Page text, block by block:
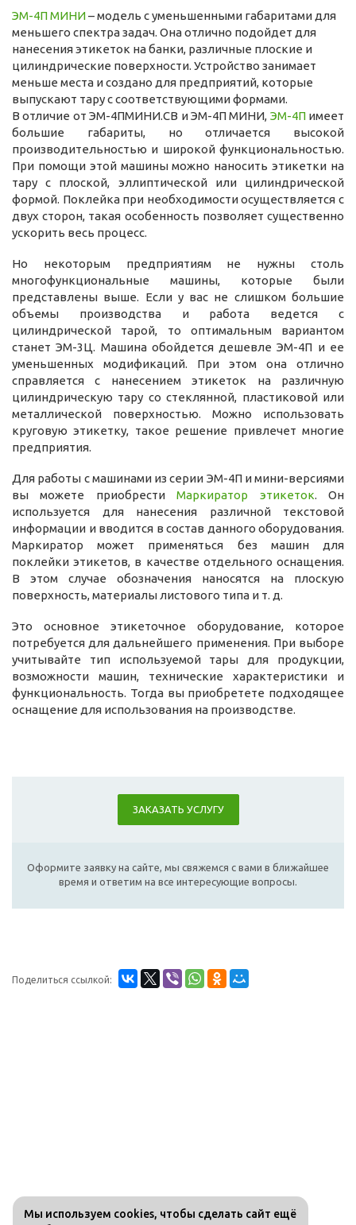
ЭМ-4П МИНИ– модель с уменьшенными габаритами для
меньшего спектра задач. Она отлично подойдет для
нанесения этикеток на банки, различные плоские и
цилиндрические поверхности. Устройство занимает
меньше места и создано для предприятий, которые
выпускают тару с соответствующими формами.
В отличие от ЭМ-4ПМИНИ.СВ и ЭМ-4П МИНИ, ЭМ-4Пимеет
большие габариты, но отличается высокой
производительностью и широкой функциональностью.
При помощи этой машины можно наносить этикетки на
тару с плоской, эллиптической или цилиндрической
формой. Поклейка при необходимости осуществляется с
двух сторон, такая особенность позволяет существенно
ускорить весь процесс.
Но некоторым предприятиям не нужны столь
многофункциональные машины, которые были
представлены выше. Если у вас не слишком большие
объемы производства и работа ведется с
цилиндрической тарой, то оптимальным вариантом
станет ЭМ-3Ц. Машина обойдется дешевле ЭМ-4П и ее
уменьшенных модификаций. При этом она отлично
справляется с нанесением этикеток на различную
цилиндрическую тару со стеклянной, пластиковой или
металлической поверхностью. Можно использовать
круговую этикетку, такое решение привлечет многие
предприятия.
Для работы с машинами из серии ЭМ-4П и мини-версиями
вы можете приобрестиМаркиратор этикеток. Он
используется для нанесения различной текстовой
информации и вводится в состав данного оборудования.
Маркиратор может применяться без машин для
поклейки этикетов, в качестве отдельного оснащения.
В этом случае обозначения наносятся на плоскую
поверхность, материалы листового типа и т. д.
Это основное этикеточное оборудование, которое
потребуется для дальнейшего применения. При выборе
учитывайте тип используемой тары для продукции,
возможности машин, технические характеристики и
функциональность. Тогда вы приобретете подходящее
оснащение для использования на производстве.
ЗАКАЗАТЬ УСЛУГУ
Оформите заявку на сайте, мы свяжемся с вами в ближайшее
время и ответим на все интересующие вопросы.
Поделиться ссылкой:
Мы используем cookies, чтобы сделать сайт ещё